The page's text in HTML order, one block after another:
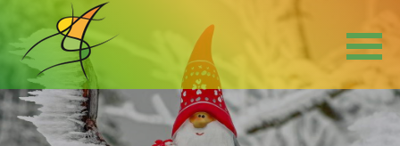
Navigation
überspringen